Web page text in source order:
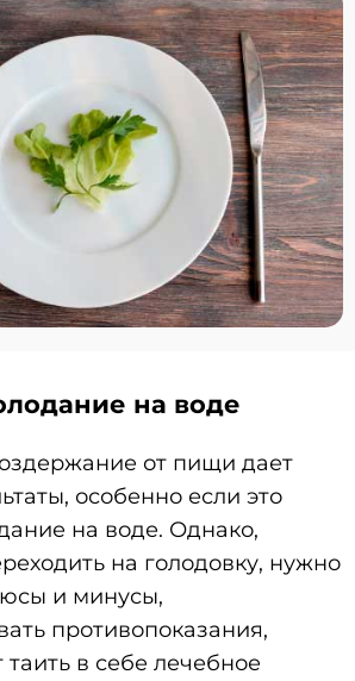
на воде
от пищи дает
особенно если это
на воде. Однако,
на голодовку, нужно
и минусы,
противопоказания,
в себе лечебное